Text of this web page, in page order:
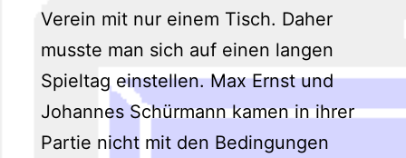
Verein mit nur einem Tisch. Daher
musste man sich auf einen langen
Spieltag einstellen. Max Ernst und
Johannes Schürmann kamen in ihrer
Partie nicht mit den Bedingungen